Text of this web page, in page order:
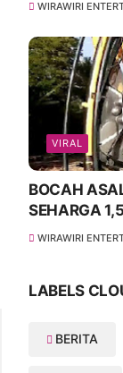
WIRAWIRI
VIRAL
BOCAH
SEHARGA
WIRAWIRI
LABELS
BERITA